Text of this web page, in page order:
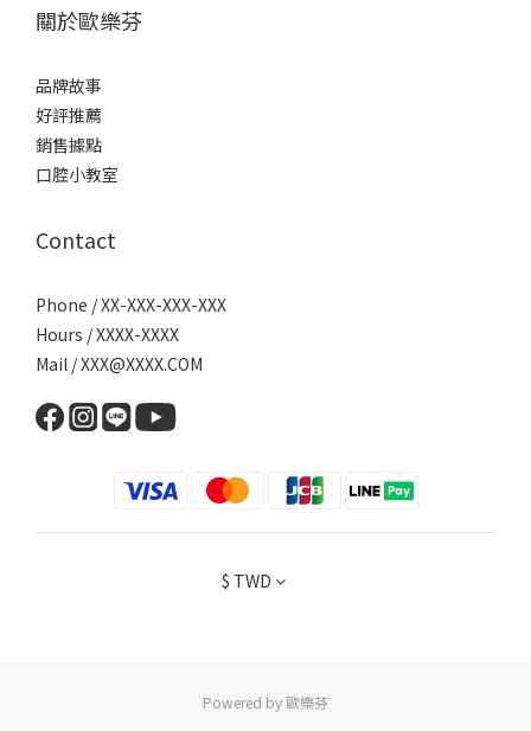
關於歐樂芬
品牌故事
好評推薦
銷售據點
口腔小教室
Contact
Phone / XX-XXX-XXX-XXX
Hours / XXXX-XXXX
Mail / XXX@XXXX.COM
$ TWD
Powered by 歐樂芬